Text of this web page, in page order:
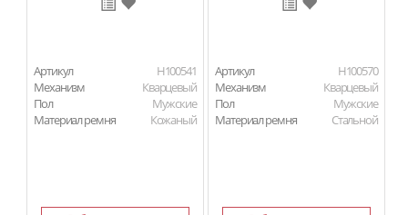
Артикул
H100541
Механизм
Кварцевый
Пол
Мужские
Материал ремня
Кожаный
Артикул
H100570
Механизм
Кварцевый
Пол
Мужские
Материал ремня
Стальной